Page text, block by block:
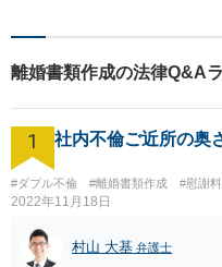
ルも対
応】
離婚書類作成の法律Q&A
1 社内不倫ご近所の奥
#ダブル不倫 #離婚書類作成 #慰謝
2022年11月18日
村山 大基 弁護士